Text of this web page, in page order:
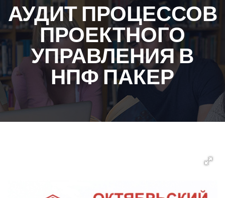
АУДИТ ПРОЦЕССОВ
ПРОЕКТНОГО
УПРАВЛЕНИЯ В
НПФ ПАКЕР